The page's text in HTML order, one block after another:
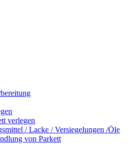
verlegen
/ Lacke / Versiegelungen /Öle
von Parkett